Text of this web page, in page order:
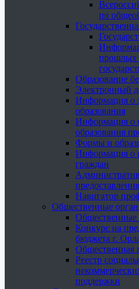
по
прошлых
Образование
Электронный
Информация о
образования
Информация о
образования
Формы и
Информация о
граждан
Навигатор
Общественные
Общественные
Конкурс на
бюджета г.
Общественная
Реестр
поддержки